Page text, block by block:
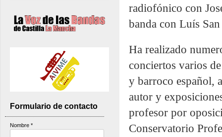
Formulario de contacto
Nombre *
radiofónico con
banda con Luís
Ha realizado
conciertos varios
y barroco español,
autor y
profesor por
Conservatorio